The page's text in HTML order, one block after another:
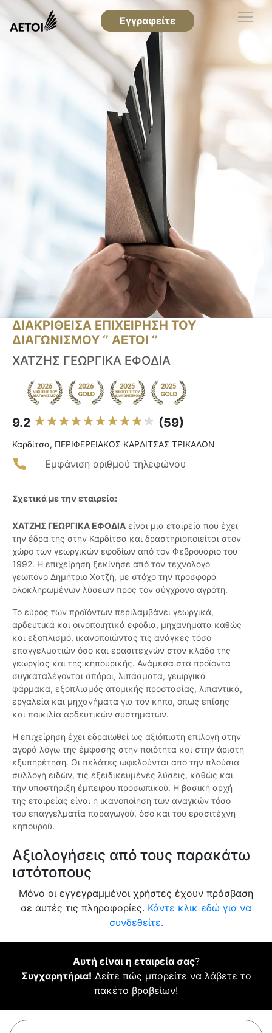
Εγγραφείτε
ΔΙΑΚΡΙΘΕΙΣΑ ΕΠΙΧΕΙΡΗΣΗ ΤΟΥ
ΔΙΑΓΩΝΙΣΜΟΥ ‘’ ΑΕΤΟΙ ‘’
ΧΑΤΖΗΣ ΓΕΩΡΓΙΚΑ ΕΦΟΔΙΑ
9.2 (59)
Καρδίτσα, ΠΕΡΙΦΕΡΕΙΑΚΟΣ ΚΑΡΔΙΤΣΑΣ ΤΡΙΚΑΛΩΝ
Εμφάνιση αριθμού τηλεφώνου
Σχετικά με την εταιρεία:
ΧΑΤΖΗΣ ΓΕΩΡΓΙΚΑ ΕΦΟΔΙΑ είναι μια εταιρεία που έχει
την έδρα της στην Καρδίτσα και δραστηριοποιείται στον
χώρο των γεωργικών εφοδίων από τον Φεβρουάριο του
1992. Η επιχείρηση ξεκίνησε από τον τεχνολόγο
γεωπόνο Δημήτριο Χατζή, με στόχο την προσφορά
ολοκληρωμένων λύσεων προς τον σύγχρονο αγρότη.
Το εύρος των προϊόντων περιλαμβάνει γεωργικά,
αρδευτικά και οινοποιητικά εφόδια, μηχανήματα καθώς
και εξοπλισμό, ικανοποιώντας τις ανάγκες τόσο
επαγγελματιών όσο και ερασιτεχνών στον κλάδο της
γεωργίας και της κηπουρικής. Ανάμεσα στα προϊόντα
συγκαταλέγονται σπόροι, λιπάσματα, γεωργικά
φάρμακα, εξοπλισμός ατομικής προστασίας, λιπαντικά,
εργαλεία και μηχανήματα για τον κήπο, όπως επίσης
και ποικιλία αρδευτικών συστημάτων.
Η επιχείρηση έχει εδραιωθεί ως αξιόπιστη επιλογή στην
αγορά λόγω της έμφασης στην ποιότητα και στην άριστη
εξυπηρέτηση. Οι πελάτες ωφελούνται από την πλούσια
συλλογή ειδών, τις εξειδικευμένες λύσεις, καθώς και
την υποστήριξη έμπειρου προσωπικού. Η βασική αρχή
της εταιρείας είναι η ικανοποίηση των αναγκών τόσο
του επαγγελματία παραγωγού, όσο και του ερασιτέχνη
κηπουρού.
Αξιολογήσεις από τους παρακάτω
ιστότοπους
Μόνο οι εγγεγραμμένοι χρήστες έχουν πρόσβαση
σε αυτές τις πληροφορίες. Κάντε κλικ εδώ για να
συνδεθείτε.
Αυτή είναι η εταιρεία σας?
Συγχαρητήρια! Δείτε πώς μπορείτε να λάβετε το
πακέτο βραβείων!